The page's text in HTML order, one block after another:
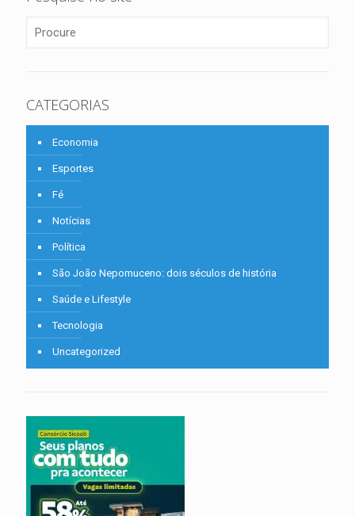
CATEGORIAS
Economia
Esportes
Fé
Notícias
Política
São João Nepomuceno: dois séculos de história
Saúde e Lifestyle
Tecnologia
Uncategorized